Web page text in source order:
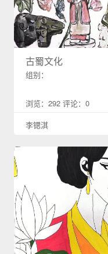
古蜀文化
组别：
浏览：292 评论：0
李锶淇